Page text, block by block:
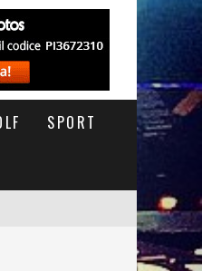
SPORT